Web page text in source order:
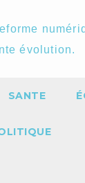
évolution.
SANTE